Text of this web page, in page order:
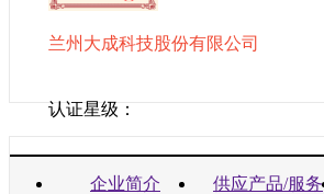
兰州大成科技股份有限公司
认证星级：
营业执照：
企业简介 供应产品/服务